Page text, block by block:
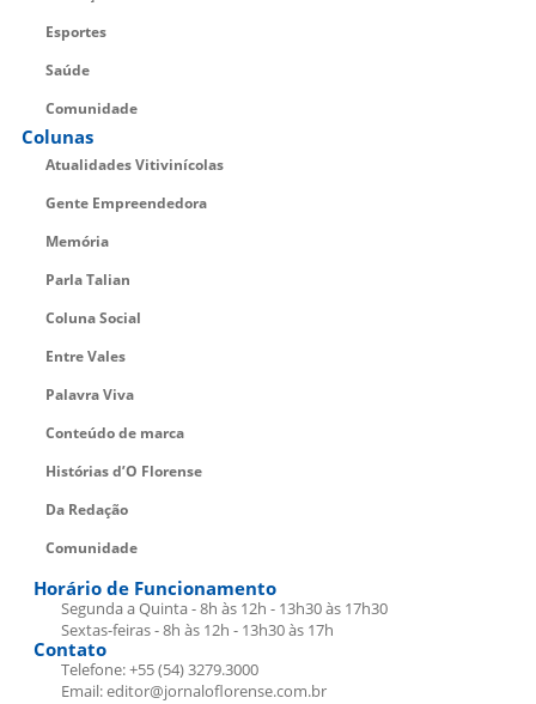
Esportes
Saúde
Comunidade
Colunas
Atualidades Vitivinícolas
Gente Empreendedora
Memória
Parla Talian
Coluna Social
Entre Vales
Palavra Viva
Conteúdo de marca
Histórias d’O Florense
Da Redação
Comunidade
Horário de Funcionamento
Segunda a Quinta - 8h às 12h - 13h30 às 17h30
Sextas-feiras - 8h às 12h - 13h30 às 17h
Contato
Telefone: +55 (54) 3279.3000
Email: editor@jornaloflorense.com.br